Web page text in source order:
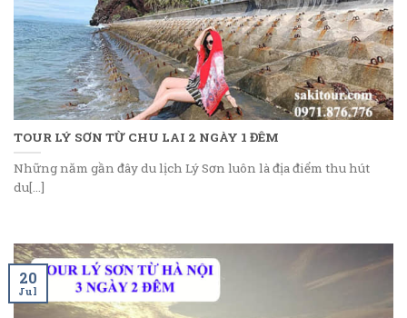
TOUR LÝ SƠN TỪ CHU LAI 2 NGÀY 1 ĐÊM
Những năm gần đây du lịch Lý Sơn luôn là địa điểm thu hút
du[...]
20
Jul